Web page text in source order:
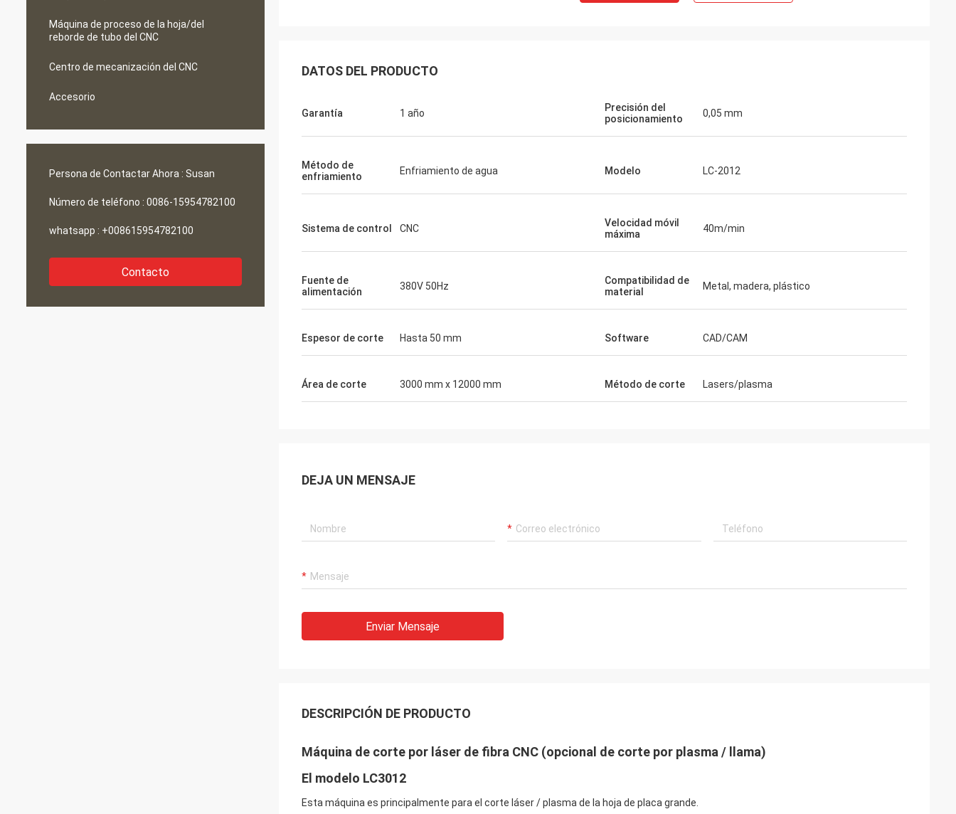
Máquina de proceso de la hoja/del
reborde de tubo del CNC
Centro de mecanización del CNC
Accesorio
Persona de Contactar Ahora : Susan
Número de teléfono : 0086-15954782100
whatsapp : +008615954782100
Contacto
DATOS DEL PRODUCTO
Garantía 1 año
Precisión del
posicionamiento
0,05 mm
Método de
enfriamiento
Enfriamiento de agua Modelo LC-2012
Sistema de control CNC
Velocidad móvil
máxima
40m/min
Fuente de
alimentación
380V 50Hz
Compatibilidad de
material
Metal, madera, plástico
Espesor de corte Hasta 50 mm Software CAD/CAM
Área de corte 3000 mm x 12000 mm Método de corte Lasers/plasma
DEJA UN MENSAJE
Enviar Mensaje
DESCRIPCIÓN DE PRODUCTO
Máquina de corte por láser de fibra CNC (opcional de corte por plasma / llama)
El modelo LC3012
Esta máquina es principalmente para el corte láser / plasma de la hoja de placa grande.